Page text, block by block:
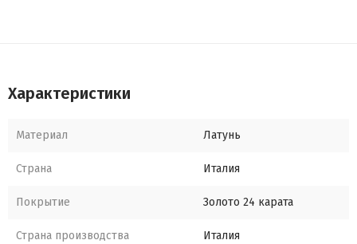
Характеристики
Материал Латунь
Страна Италия
Покрытие Золото 24 карата
Страна производства Италия